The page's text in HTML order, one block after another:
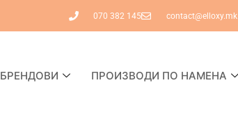
070 382 145 contact@elloxy.mk
БРЕНДОВИ ПРОИЗВОДИ ПО НАМЕНА